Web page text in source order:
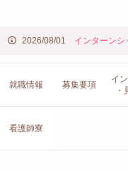
2026/08/01 インターンシ
就職情報 募集要項
イ
・
看護師寮